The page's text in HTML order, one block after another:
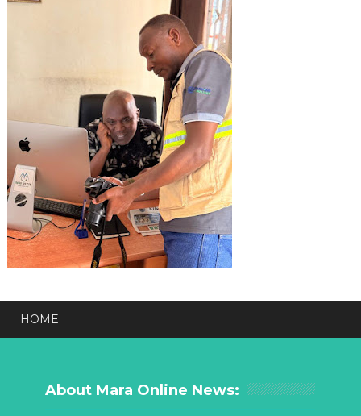
HOME
About Mara Online News: